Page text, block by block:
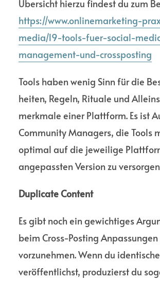
Übersicht hierzu findest du zum
https://www.onlinemarketing-
media/19-tools-fuer-social-
management-und-crossposting
Tools haben wenig Sinn für die
heiten, Regeln, Rituale und
merkmale einer Platt­form. Es ist
Commu­nity Mana­gers, die Tools
optimal auf die jeweilige
angepassten Version zu
Duplicate Content
Es gibt noch ein gewichtiges
beim Cross-Posting Anpassungen
vorzunehmen. Wenn du
veröffent­lichst, produzierst du